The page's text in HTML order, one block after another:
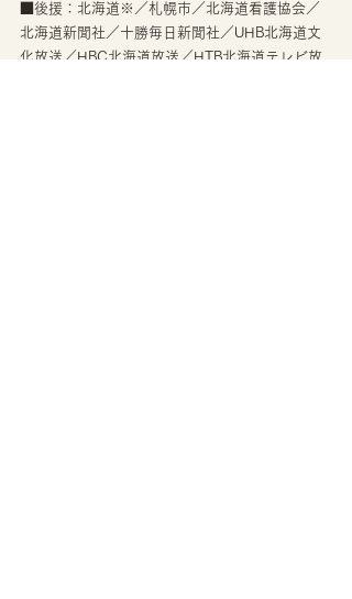
■後援：北海道※／札幌市／北海道看護協会／
北海道新聞社／十勝毎日新聞社／UHB北海道文
化放送／HBC北海道放送／HTB北海道テレビ放